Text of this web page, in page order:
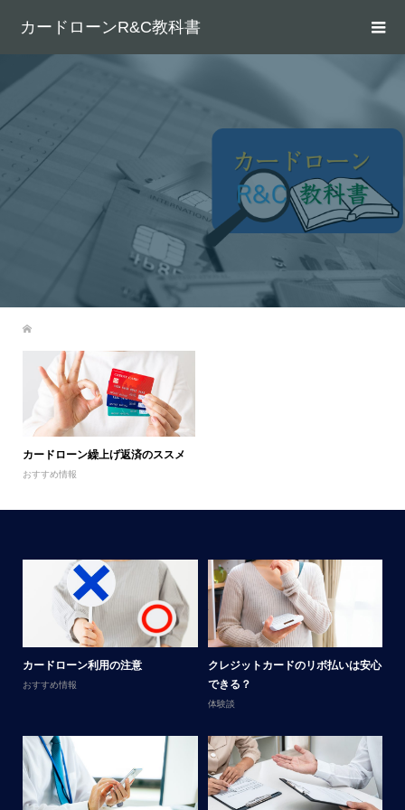
カードローンR&C教科書
カードローン繰上げ返済のススメ
おすすめ情報
カードローン利用の注意
おすすめ情報
クレジットカードのリボ払いは安心
できる？
体験談